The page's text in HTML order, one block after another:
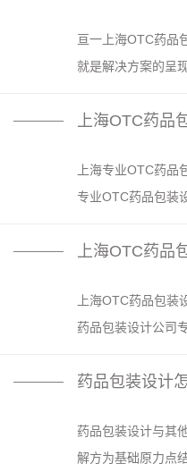
亘一上海OTC药品
就是解决方案的呈
———— 上海OTC药品
上海专业OTC药
专业OTC药品包装
———— 上海OTC药品
上海OTC药品包
药品包装设计公司
———— 药品包装设计
药品包装设计与其
解方为基础原力点